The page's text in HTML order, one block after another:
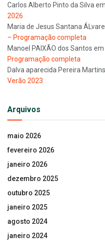
Carlos Alberto Pinto da Silva em
2026
Maria de Jesus Santana
– Programação completa
Manoel PAIXÃO dos Santos em
Programação completa
Dalva aparecida Pereira Martins
Verão 2023
Arquivos
maio 2026
fevereiro 2026
janeiro 2026
dezembro 2025
outubro 2025
janeiro 2025
agosto 2024
janeiro 2024